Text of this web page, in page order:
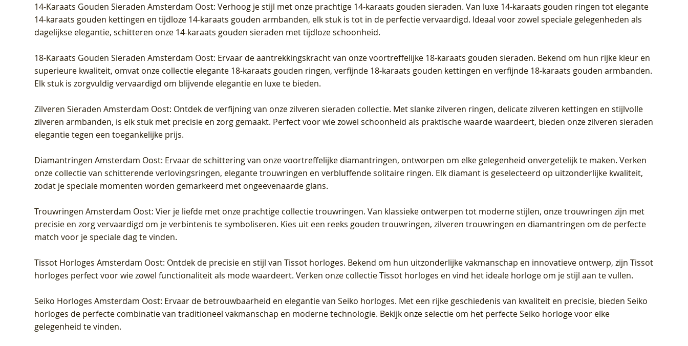
14-Karaats Gouden Sieraden Amsterdam Oost: Verhoog je stijl met onze prachtige 14-karaats gouden sieraden. Van luxe 14-karaats gouden ringen tot elegante
14-karaats gouden kettingen en tijdloze 14-karaats gouden armbanden, elk stuk is tot in de perfectie vervaardigd. Ideaal voor zowel speciale gelegenheden als
dagelijkse elegantie, schitteren onze 14-karaats gouden sieraden met tijdloze schoonheid.
18-Karaats Gouden Sieraden Amsterdam Oost: Ervaar de aantrekkingskracht van onze voortreffelijke 18-karaats gouden sieraden. Bekend om hun rijke kleur en
superieure kwaliteit, omvat onze collectie elegante 18-karaats gouden ringen, verfijnde 18-karaats gouden kettingen en verfijnde 18-karaats gouden armbanden.
Elk stuk is zorgvuldig vervaardigd om blijvende elegantie en luxe te bieden.
Zilveren Sieraden Amsterdam Oost: Ontdek de verfijning van onze zilveren sieraden collectie. Met slanke zilveren ringen, delicate zilveren kettingen en stijlvolle
zilveren armbanden, is elk stuk met precisie en zorg gemaakt. Perfect voor wie zowel schoonheid als praktische waarde waardeert, bieden onze zilveren sieraden
elegantie tegen een toegankelijke prijs.
Diamantringen Amsterdam Oost: Ervaar de schittering van onze voortreffelijke diamantringen, ontworpen om elke gelegenheid onvergetelijk te maken. Verken
onze collectie van schitterende verlovingsringen, elegante trouwringen en verbluffende solitaire ringen. Elk diamant is geselecteerd op uitzonderlijke kwaliteit,
zodat je speciale momenten worden gemarkeerd met ongeëvenaarde glans.
Trouwringen Amsterdam Oost: Vier je liefde met onze prachtige collectie trouwringen. Van klassieke ontwerpen tot moderne stijlen, onze trouwringen zijn met
precisie en zorg vervaardigd om je verbintenis te symboliseren. Kies uit een reeks gouden trouwringen, zilveren trouwringen en diamantringen om de perfecte
match voor je speciale dag te vinden.
Tissot Horloges Amsterdam Oost: Ontdek de precisie en stijl van Tissot horloges. Bekend om hun uitzonderlijke vakmanschap en innovatieve ontwerp, zijn Tissot
horloges perfect voor wie zowel functionaliteit als mode waardeert. Verken onze collectie Tissot horloges en vind het ideale horloge om je stijl aan te vullen.
Seiko Horloges Amsterdam Oost: Ervaar de betrouwbaarheid en elegantie van Seiko horloges. Met een rijke geschiedenis van kwaliteit en precisie, bieden Seiko
horloges de perfecte combinatie van traditioneel vakmanschap en moderne technologie. Bekijk onze selectie om het perfecte Seiko horloge voor elke
gelegenheid te vinden.